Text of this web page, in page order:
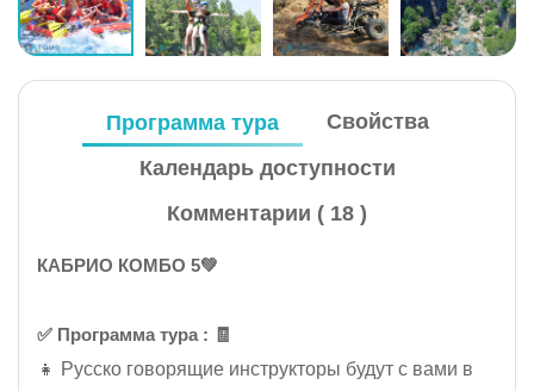
Программа тура
Свойства
Календарь доступности
Комментарии ( 18 )
КАБРИО КОМБО 5💚
✅️ Программа тура : 🧾
👧 Русско говорящие инструкторы будут с вами в